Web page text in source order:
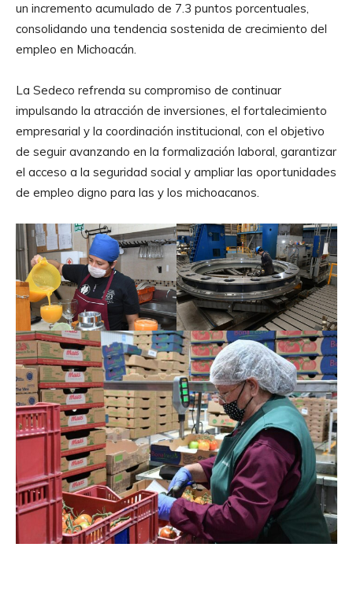
un incremento acumulado de 7.3 puntos porcentuales,
consolidando una tendencia sostenida de crecimiento del
empleo en Michoacán.
La Sedeco refrenda su compromiso de continuar
impulsando la atracción de inversiones, el fortalecimiento
empresarial y la coordinación institucional, con el objetivo
de seguir avanzando en la formalización laboral, garantizar
el acceso a la seguridad social y ampliar las oportunidades
de empleo digno para las y los michoacanos.